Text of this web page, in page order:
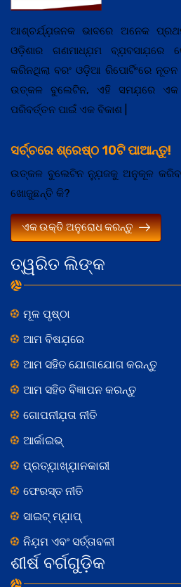
ତ୍ୱରିତ ଲିଙ୍କ
ମୂଳ ପୃଷ୍ଠା
ଆମ ବିଷଯ଼ରେ
ଆମ ସହିତ ଯୋଗାଯୋଗ କରନ୍ତୁ
ଆମ ସହିତ ବିଜ୍ଞାପନ କରନ୍ତୁ
ଗୋପନୀଯ଼ତା ନୀତି
ଆର୍କାଇଭ୍
ପ୍ରତ୍ଯ଼ାଖ୍ଯ଼ାନକାରୀ
ଫେରସ୍ତ ନୀତି
ସାଇଟ୍ ମ୍ଯ଼ାପ୍
ନିଯ଼ମ ଏବଂ ସର୍ତ୍ତାବଳୀ
ଶୀର୍ଷ ବର୍ଗଗୁଡ଼ିକ
ଆଶ୍ଚର୍ଯ୍ଯ଼ଜନକ ଭାବରେ ଅନେକ
ଓଡ଼ିଶାର ଗଣମାଧ୍ଯ଼ମ ବ୍ଯ଼ବସାଯ଼ରେ
କରିନଥିଲା ବରଂ ଓଡ଼ିଆ ରିପୋର୍ଟିଂରେ ନୂତନ
ଉତ୍କଳ ବୁଲେଟିନ, ଏହି ସମଯ଼ରେ ଏକ
ପରିବର୍ତ୍ତନ ପାଇଁ ଏକ ବିକାଶ |
ସର୍ଚ୍ଚରେ ଶ୍ରେଷ୍ଠ 10ଟି ପାଆନ୍ତୁ!
ଉତ୍କଳ ବୁଲେଟିନ ନ୍ଯ଼ୁଜକୁ ଅନୁକୂଳ କରିବା
ଖୋଜୁଛନ୍ତି କି?
ଏକ ଉକ୍ତି ଅନୁରୋଧ କରନ୍ତୁ